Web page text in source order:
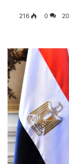
0
216